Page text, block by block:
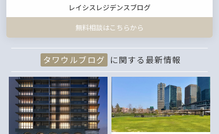
レイシスレジデンスブログ
無料相談はこちらから
タワウルブログ に関する最新情報